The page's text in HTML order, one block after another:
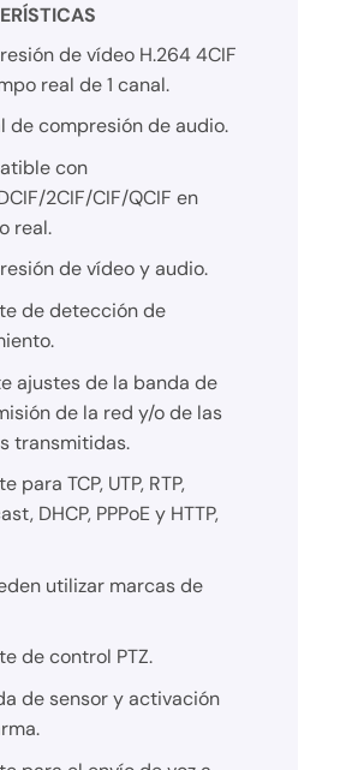
de vídeo H.264 4CIF
real de 1 canal.
de compresión de audio.
con
2CIF/CIF/QCIF en
real.
de vídeo y audio.
de detección de
ajustes de la banda de
de la red y/o de las
transmitidas.
para TCP, UTP, RTP,
DHCP, PPPoE y HTTP,
utilizar marcas de
de control PTZ.
de sensor y activación